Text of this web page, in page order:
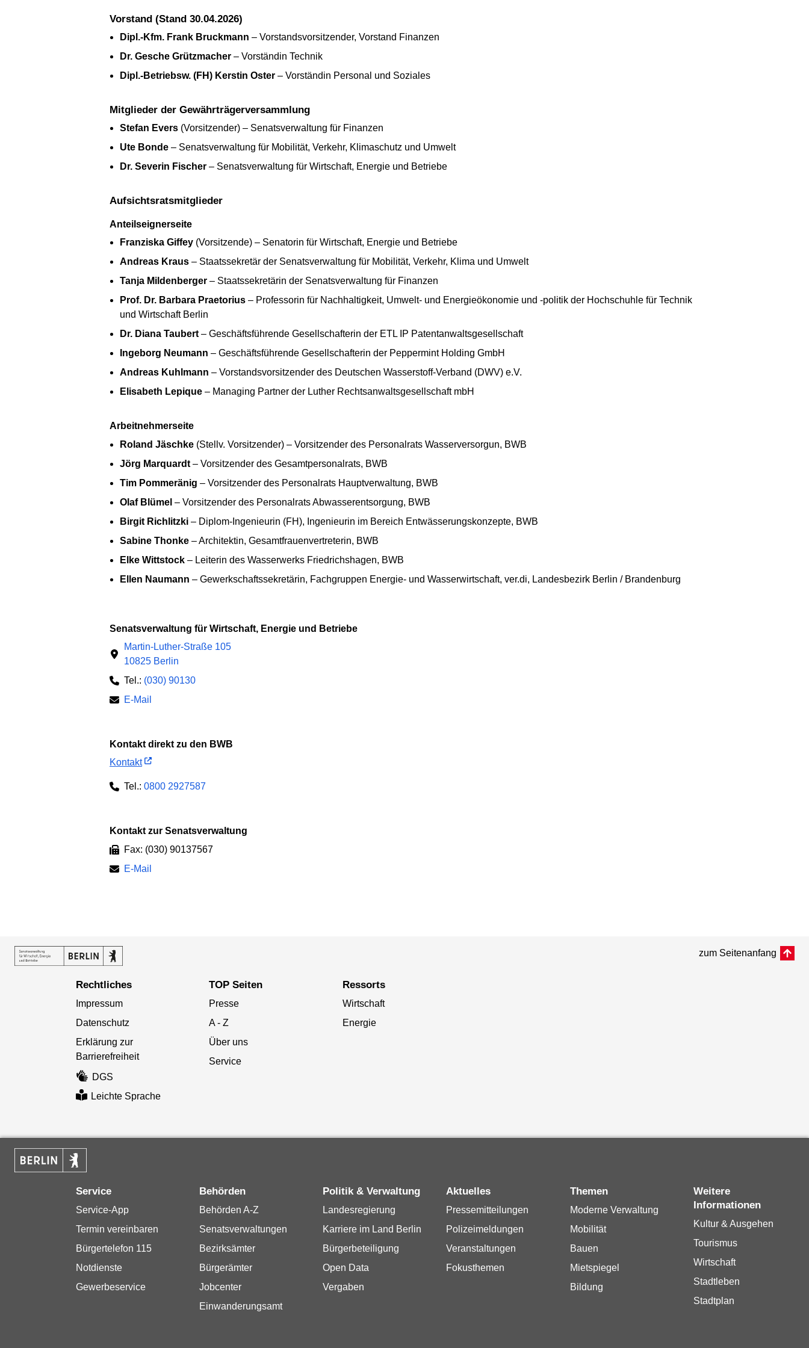
Vorstand (Stand 30.04.2026)
Dipl.-Kfm. Frank Bruckmann – Vorstandsvorsitzender, Vorstand Finanzen
Dr. Gesche Grützmacher – Vorständin Technik
Dipl.-Betriebsw. (FH) Kerstin Oster – Vorständin Personal und Soziales
Mitglieder der Gewährträgerversammlung
Stefan Evers (Vorsitzender) – Senatsverwaltung für Finanzen
Ute Bonde – Senatsverwaltung für Mobilität, Verkehr, Klimaschutz und Umwelt
Dr. Severin Fischer – Senatsverwaltung für Wirtschaft, Energie und Betriebe
Aufsichtsratsmitglieder
Anteilseignerseite
Franziska Giffey (Vorsitzende) – Senatorin für Wirtschaft, Energie und Betriebe
Andreas Kraus – Staatssekretär der Senatsverwaltung für Mobilität, Verkehr, Klima und Umwelt
Tanja Mildenberger – Staatssekretärin der Senatsverwaltung für Finanzen
Prof. Dr. Barbara Praetorius – Professorin für Nachhaltigkeit, Umwelt- und Energieökonomie und -politik der Hochschuhle für Technik
und Wirtschaft Berlin
Dr. Diana Taubert – Geschäftsführende Gesellschafterin der ETL IP Patentanwaltsgesellschaft
Ingeborg Neumann – Geschäftsführende Gesellschafterin der Peppermint Holding GmbH
Andreas Kuhlmann – Vorstandsvorsitzender des Deutschen Wasserstoff-Verband (DWV) e.V.
Elisabeth Lepique – Managing Partner der Luther Rechtsanwaltsgesellschaft mbH
Arbeitnehmerseite
Roland Jäschke (Stellv. Vorsitzender) – Vorsitzender des Personalrats Wasserversorgun, BWB
Jörg Marquardt – Vorsitzender des Gesamtpersonalrats, BWB
Tim Pommeränig – Vorsitzender des Personalrats Hauptverwaltung, BWB
Olaf Blümel – Vorsitzender des Personalrats Abwasserentsorgung, BWB
Birgit Richlitzki – Diplom-Ingenieurin (FH), Ingenieurin im Bereich Entwässerungskonzepte, BWB
Sabine Thonke – Architektin, Gesamtfrauenvertreterin, BWB
Elke Wittstock – Leiterin des Wasserwerks Friedrichshagen, BWB
Ellen Naumann – Gewerkschaftssekretärin, Fachgruppen Energie- und Wasserwirtschaft, ver.di, Landesbezirk Berlin / Brandenburg
Senatsverwaltung für Wirtschaft, Energie und Betriebe
Martin-Luther-Straße 105
10825 Berlin
Tel.: (030) 90130
E-Mail
Kontakt direkt zu den BWB
Kontakt
Tel.: 0800 2927587
Kontakt zur Senatsverwaltung
Fax: (030) 90137567
E-Mail
zum Seitenanfang
Rechtliches
Impressum
Datenschutz
Erklärung zur
Barrierefreiheit
DGS
Leichte Sprache
TOP Seiten
Presse
A - Z
Über uns
Service
Ressorts
Wirtschaft
Energie
Service
Service-App
Termin vereinbaren
Bürgertelefon 115
Notdienste
Gewerbeservice
Behörden
Behörden A-Z
Senatsverwaltungen
Bezirksämter
Bürgerämter
Jobcenter
Einwanderungsamt
Politik & Verwaltung
Landesregierung
Karriere im Land Berlin
Bürgerbeteiligung
Open Data
Vergaben
Aktuelles
Pressemitteilungen
Polizeimeldungen
Veranstaltungen
Fokusthemen
Themen
Moderne Verwaltung
Mobilität
Bauen
Mietspiegel
Bildung
Weitere
Informationen
Kultur & Ausgehen
Tourismus
Wirtschaft
Stadtleben
Stadtplan